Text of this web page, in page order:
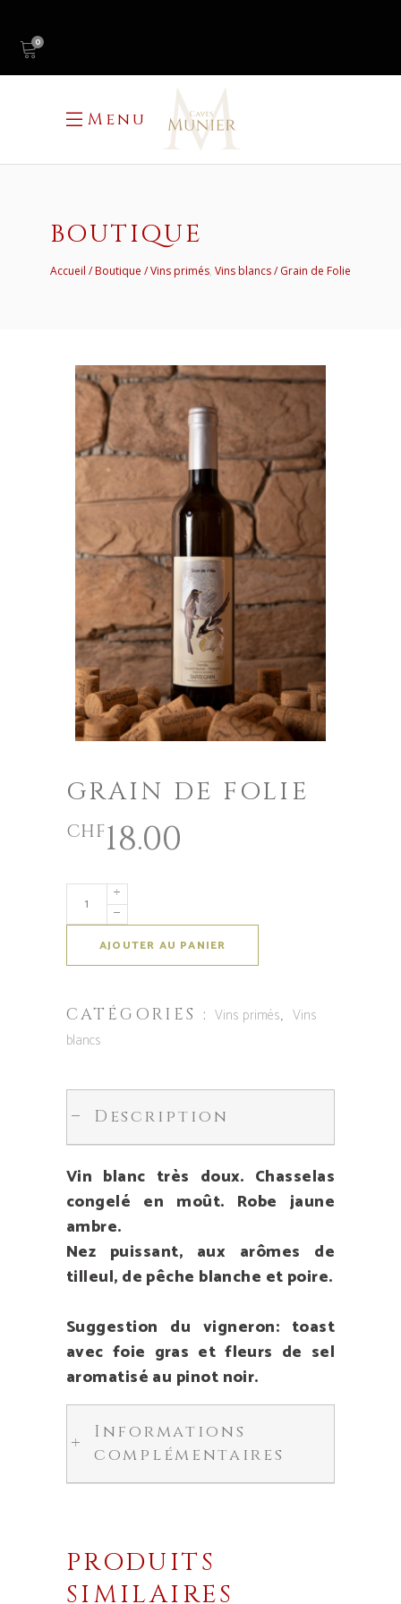
0
Menu
BOUTIQUE
Accueil Boutique Vins primés,Vins blancs Grain de Folie
GRAIN DE FOLIE
CHF18.00
AJOUTER AU PANIER
CATÉGORIES :Vins primés, Vins
blancs
Description
Vin blanc très doux. Chasselas
congelé en moût. Robe jaune
ambre.
Nez puissant, aux arômes de
tilleul, de pêche blanche et poire.
Suggestion du vigneron: toast
avec foie gras et fleurs de sel
aromatisé au pinot noir.
Informations
complémentaires
PRODUITS
SIMILAIRES